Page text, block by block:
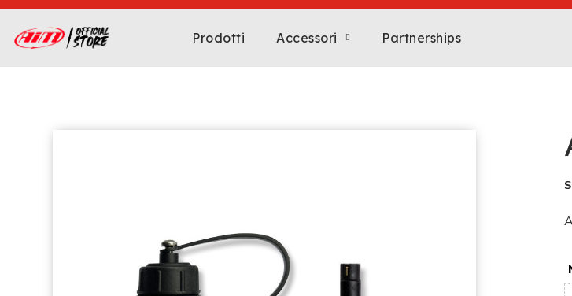
Prodotti Accessori Partnerships